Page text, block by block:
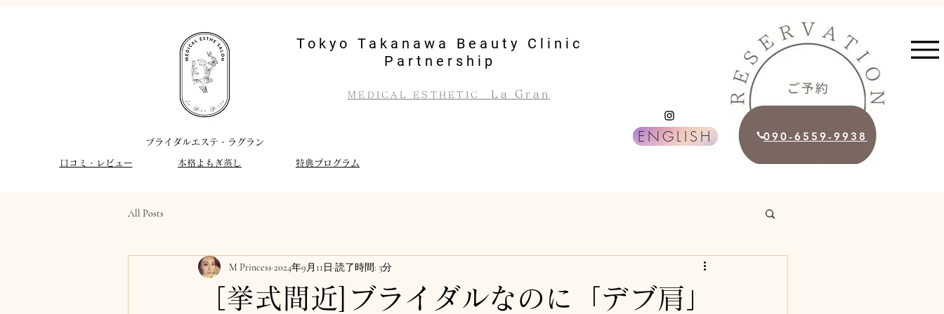
Tokyo Takanawa Beauty Clinic
Partnership
MEDICAL ESTHETIC La Gran
​ブライダルエステ・ラグラン
​口コミ・レビュー ​本格よもぎ蒸し 特典プログラム
ENGLISH 090-6559-9938
All Posts
［挙式間近]ブライダルなのに「デブ肩」
M Princess 2024年9月11日 読了時間: 3分